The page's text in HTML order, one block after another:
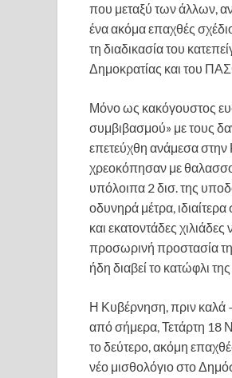
που μεταξύ των άλλων,
ένα ακόμα επαχθές
τη διαδικασία του
Δημοκρατίας και του
Μόνο ως κακόγουστος
συμβιβασμού» με τους
επετεύχθη ανάμεσα στην
χρεοκόπησαν με
υπόλοιπα 2 δισ. της
οδυνηρά μέτρα,
και εκατοντάδες
προσωρινή προστασία
ήδη διαβεί το κατώφλι
Η Κυβέρνηση, πριν καλά
από σήμερα, Τετάρτη 18
το δεύτερο, ακόμη
νέο μισθολόγιο στο